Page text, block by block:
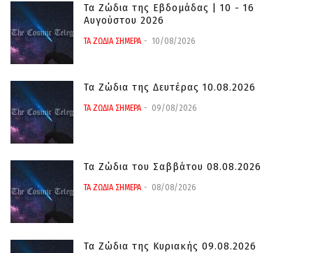
Τα Ζώδια της Εβδομάδας | 10 - 16
Αυγούστου 2026
ΤΑ ΖΩΔΙΑ ΣΗΜΕΡΑ 10/08/2026
Τα Ζώδια της Δευτέρας 10.08.2026
ΤΑ ΖΩΔΙΑ ΣΗΜΕΡΑ 09/08/2026
Τα Ζώδια του Σαββάτου 08.08.2026
ΤΑ ΖΩΔΙΑ ΣΗΜΕΡΑ 08/08/2026
Τα Ζώδια της Κυριακής 09.08.2026